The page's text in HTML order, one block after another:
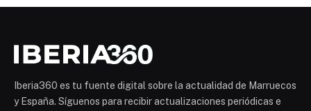
Iberia360 es tu fuente digital sobre la actualidad de Marruecos
y España. Síguenos para recibir actualizaciones periódicas e